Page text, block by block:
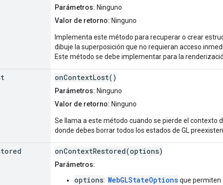
Parámetros: Ninguno
Valor de retorno: Ninguno
Implementa este método para recuperar o crear
dibuje la superposición que no requieran acceso
Este método se debe implementar para la
onContextLost()
Parámetros: Ninguno
Valor de retorno: Ninguno
Se llama a este método cuando se pierde el contexto
donde debes borrar todos los estados de GL
onContextRestored(options)
Parámetros:
options: WebGLStateOptionsque permiten